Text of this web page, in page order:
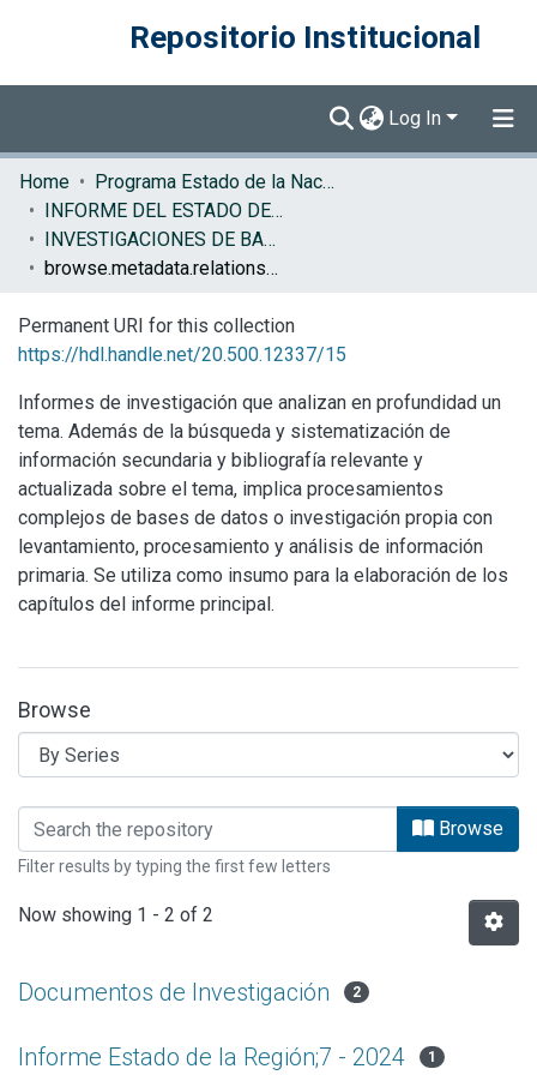
Repositorio Institucional
Log In
Communities & Collections
Browse DSpace
Home
Programa Estado de la Nación (PEN)
INFORME DEL ESTADO DE LA REGION
INVESTIGACIONES DE BASE ERCA
browse.metadata.relationseries.breadcrumbs
Permanent URI for this collection
https://hdl.handle.net/20.500.12337/15
Informes de investigación que analizan en profundidad un
tema. Además de la búsqueda y sistematización de
información secundaria y bibliografía relevante y
actualizada sobre el tema, implica procesamientos
complejos de bases de datos o investigación propia con
levantamiento, procesamiento y análisis de información
primaria. Se utiliza como insumo para la elaboración de los
capítulos del informe principal.
Browse
Browsing INVESTIGACIONES DE
Browse
Filter results by typing the first few letters
Now showing 1 - 2 of 2
Documentos de Investigación 2
Informe Estado de la Región;7 - 2024 1